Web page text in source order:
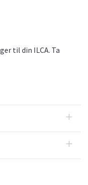
til din ILCA. Ta